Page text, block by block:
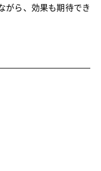
がら、効果も期待でき